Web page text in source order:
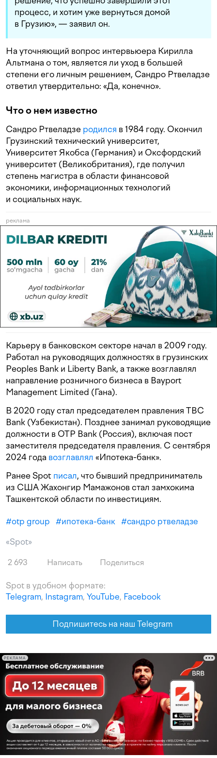
процесс, и хотим уже вернуться домой
в Грузию», — заявил он.
На уточняющий вопрос интервьюера Кирилла
Альтмана о том, является ли уход в большей
степени его личным решением, Сандро Ртвеладзе
ответил утвердительно: «Да, конечно».
Что о нем известно
Сандро Ртвеладзе родился в 1984 году. Окончил
Грузинский технический университет,
Университет Якобса (Германия) и Оксфордский
университет (Великобритания), где получил
степень магистра в области финансовой
экономики, информационных технологий
и социальных наук.
реклама
Карьеру в банковском секторе начал в 2009 году.
Работал на руководящих должностях в грузинских
Peoples Bank и Liberty Bank, а также возглавлял
направление розничного бизнеса в Bayport
Management Limited (Гана).
В 2020 году стал председателем правления TBC
Bank (Узбекистан). Позднее занимал руководящие
должности в OTP Bank (Россия), включая пост
заместителя председателя правления. С сентября
2024 года возглавлял «Ипотека-банк».
Ранее Spot писал, что бывший предприниматель
из США Жахонгир Мамажонов стал замхокима
Ташкентской области по инвестициям.
#otp group #ипотека-банк #сандро ртвеладзе
«Spot»
2 693 Написать Поделиться
Spot в удобном формате:
Telegram, Instagram, YouTube, Facebook
Подпишитесь на наш Telegram
РЕКЛАМА